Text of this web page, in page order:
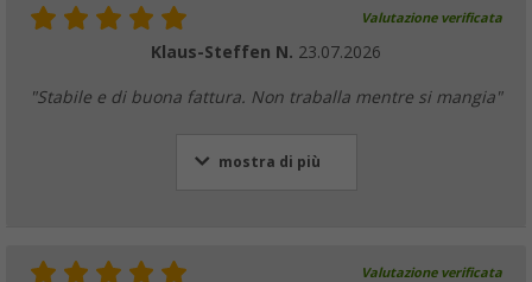
Valutazione verificata
Klaus-Steffen N. 23.07.2026
"Stabile e di buona fattura. Non traballa mentre si mangia"
mostra di più
Valutazione verificata